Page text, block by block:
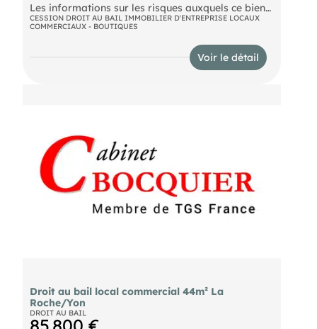
Les informations sur les risques auxquels ce bien
est exposé sont disponibles sur le site Géorisques :
CESSION DROIT AU BAIL IMMOBILIER D'ENTREPRISE LOCAUX
COMMERCIAUX - BOUTIQUES
Voir le détail
Droit au bail local commercial 44m² La
Roche/Yon
DROIT AU BAIL